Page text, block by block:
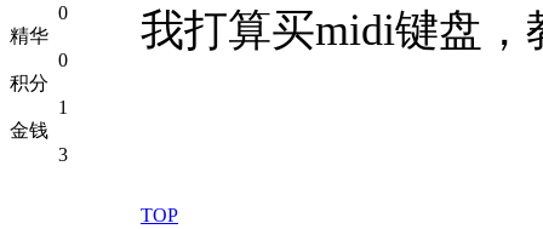
0
精华
0
积分
1
金钱
3
我打算买midi键盘
TOP